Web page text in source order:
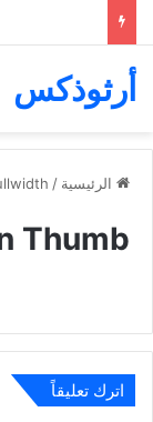
أرثوذكس
الرئيسية /
Thumb
اترك تعليقاً